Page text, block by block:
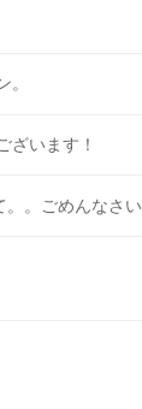
。
ざいます！
。。ごめんなさい